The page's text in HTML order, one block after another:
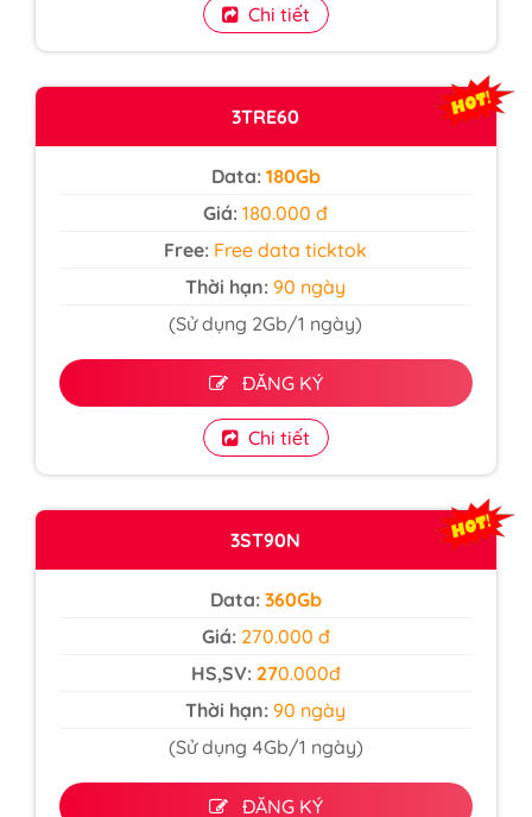
Chi tiết
3TRE60
Data:180Gb
Giá:180.000 đ
Free: Free data ticktok
Thời hạn: 90 ngày
(Sử dụng 2Gb/1 ngày)
ĐĂNG KÝ
Chi tiết
3ST90N
Data:360Gb
Giá: 270.000 đ
HS,SV:270.000đ
Thời hạn: 90 ngày
(Sử dụng 4Gb/1 ngày)
ĐĂNG KÝ